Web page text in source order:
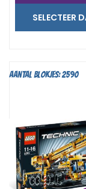
SELECTEER
Aantal blokjes: 2590